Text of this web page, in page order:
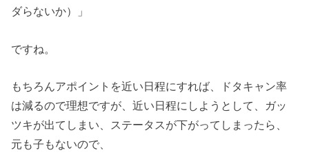
ダらないか）」
ですね。
もちろんアポイントを近い日程にすれば、ドタキャン率
は減るので理想ですが、近い日程にしようとして、ガッ
ツキが出てしまい、ステータスが下がってしまったら、
元も子もないので、